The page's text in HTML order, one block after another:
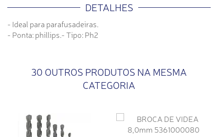
DETALHES
- Ideal para parafusadeiras.
- Ponta: phillips.- Tipo: Ph2
30 OUTROS PRODUTOS NA MESMA
CATEGORIA